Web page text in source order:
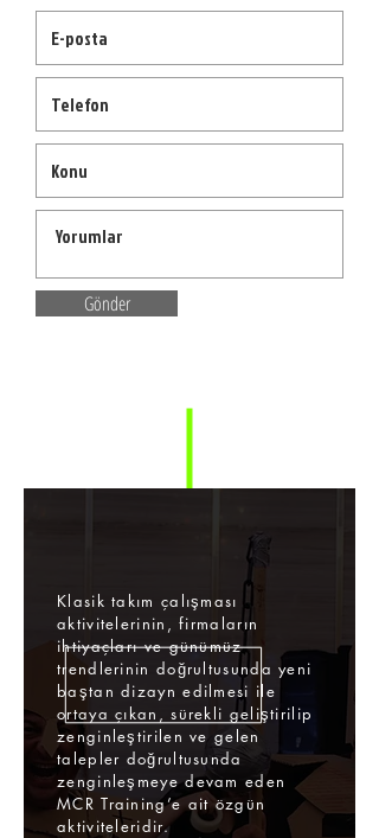
Gönder
Klasik takım çalışması
aktivitelerinin, firmaların
ihtiyaçları ve günümüz
trendlerinin doğrultusunda yeni
baştan dizayn edilmesi ile
ortaya çıkan, sürekli geliştirilip
zenginleştirilen ve gelen
talepler doğrultusunda
zenginleşmeye devam eden
MCR Training’e ait özgün
aktiviteleridir.